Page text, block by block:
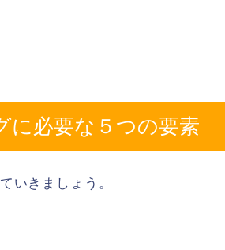
に必要な５つの要素
いきましょう。